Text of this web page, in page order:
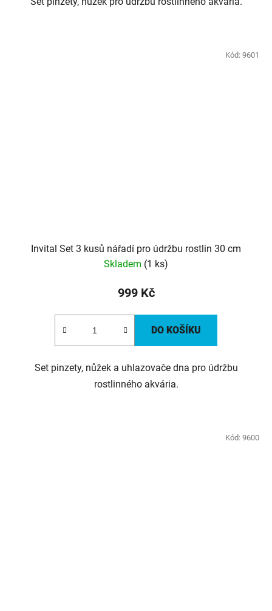
Invital Set 3 kusů nářadí pro údržbu rostlin 30 cm
Skladem (1 ks)
999 Kč
DO KOŠÍKU
Set pinzety, nůžek a uhlazovače dna pro údržbu
rostlinného akvária.
Kód: 9601
Kód: 9600